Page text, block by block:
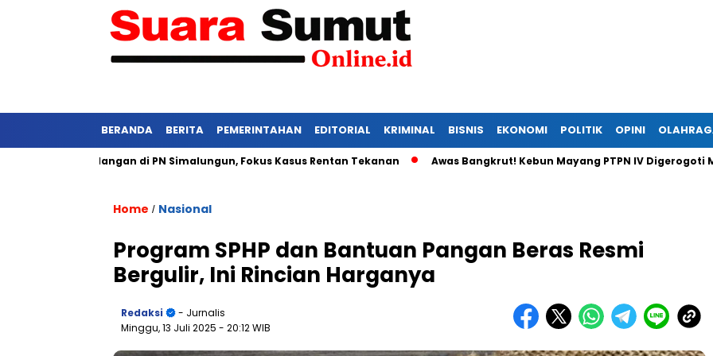
BERANDA BERITA PEMERINTAHAN EDITORIAL KRIMINAL BISNIS EKONOMI POLITIK OPINI
Persidangan di PN Simalungun, Fokus Kasus Rentan Tekanan Awas Bangkrut! Kebun Mayang PTPN IV Digerogoti Maling,
Home / Nasional
Program SPHP dan Bantuan Pangan Beras Resmi
Bergulir, Ini Rincian Harganya
Redaksi
- Jurnalis
Minggu, 13 Juli 2025 - 20:12 WIB